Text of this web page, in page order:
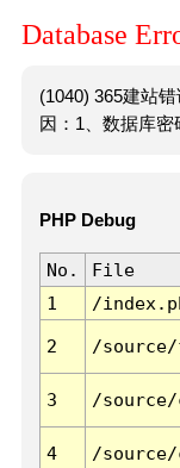
Database
(1040) 365建站
因：1、数据库密
PHP Debug
No. File
1
/
2 /
3 /
4 /